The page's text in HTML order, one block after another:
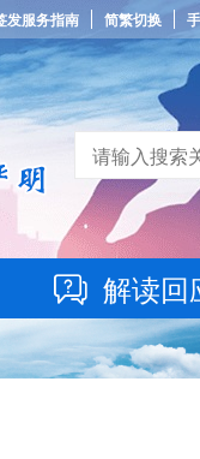
发服务指南 简繁切换
解读回